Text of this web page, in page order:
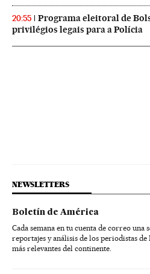
20:55
Programa eleitoral de
privilégios legais para a Polícia
NEWSLETTERS
Boletín de América
Cada semana en tu cuenta de correo una
reportajes y análisis de los periodistas
más relevantes del continente.